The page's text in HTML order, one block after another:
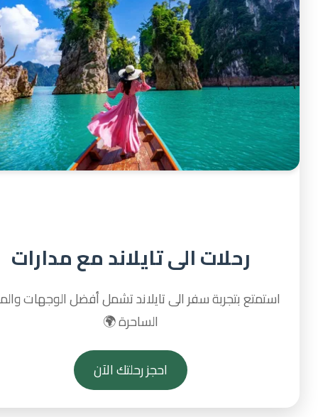
رحلات الى تايلاند مع مدارات
بتجربة سفر الى تايلاند تشمل أفضل الوجهات والمناظر
الساحرة 🌍
احجز رحلتك الآن